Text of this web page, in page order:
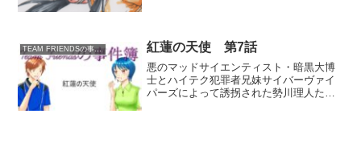
カーのこと『私がなんとかす...
TEAM FRIENDSの事件簿 紅蓮の天使 第7話
悪のマッドサイエンティスト・暗黒大博
士とハイテク犯罪者兄妹サイバーヴァイ
パーズによって誘拐された勢川理人たち